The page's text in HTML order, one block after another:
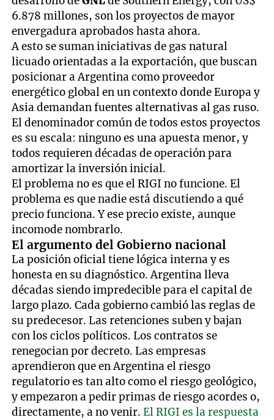
6.878 millones, son los proyectos de mayor
envergadura aprobados hasta ahora.
A esto se suman iniciativas de gas natural
licuado orientadas a la exportación, que buscan
posicionar a Argentina como proveedor
energético global en un contexto donde Europa y
Asia demandan fuentes alternativas al gas ruso.
El denominador común de todos estos proyectos
es su escala: ninguno es una apuesta menor, y
todos requieren décadas de operación para
amortizar la inversión inicial.
El problema no es que el RIGI no funcione. El
problema es que nadie está discutiendo a qué
precio funciona. Y ese precio existe, aunque
incomode nombrarlo.
El argumento del Gobierno nacional
La posición oficial tiene lógica interna y es
honesta en su diagnóstico. Argentina lleva
décadas siendo impredecible para el capital de
largo plazo. Cada gobierno cambió las reglas de
su predecesor. Las retenciones suben y bajan
con los ciclos políticos. Los contratos se
renegocian por decreto. Las empresas
aprendieron que en Argentina el riesgo
regulatorio es tan alto como el riesgo geológico,
y empezaron a pedir primas de riesgo acordes o,
directamente, a no venir. El RIGI es la respuesta